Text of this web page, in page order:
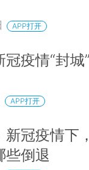
APP打开
疫情“封
APP打开
新冠疫情下
些倒退